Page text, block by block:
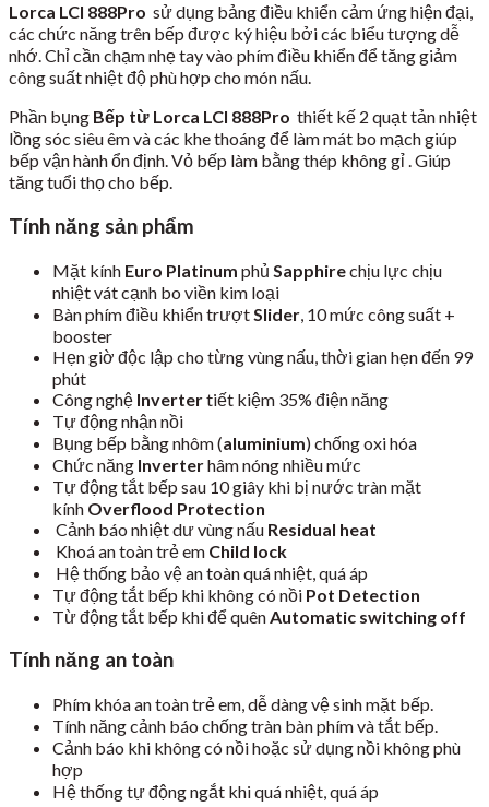
Lorca LCI 888Pro sử dụng bảng điều khiển cảm ứng hiện đại,
các chức năng trên bếp được ký hiệu bởi các biểu tượng dễ
nhớ. Chỉ cần chạm nhẹ tay vào phím điều khiển để tăng giảm
công suất nhiệt độ phù hợp cho món nấu.
Phần bụng Bếp từ Lorca LCI 888Pro thiết kế 2 quạt tản nhiệt
lồng sóc siêu êm và các khe thoáng để làm mát bo mạch giúp
bếp vận hành ổn định. Vỏ bếp làm bằng thép không gỉ . Giúp
tăng tuổi thọ cho bếp.
Tính năng sản phẩm
Mặt kính Euro Platinum phủ Sapphirechịu lực chịu
nhiệt vát cạnh bo viền kim loại
Bàn phím điều khiển trượt Slider , 10 mức công suất +
booster
Hẹn giờ độc lập cho từng vùng nấu, thời gian hẹn đến 99
phút
Công nghệ Invertertiết kiệm 35% điện năng
Tự động nhận nồi
Bụng bếp bằng nhôm (aluminium) chống oxi hóa
Chức năng Inverterhâm nóng nhiều mức
Tự động tắt bếp sau 10 giây khi bị nước tràn mặt
kính Overflood Protection
Cảnh báo nhiệt dư vùng nấu Residual heat
Khoá an toàn trẻ em Child lock
Hệ thống bảo vệ an toàn quá nhiệt, quá áp
Tự động tắt bếp khi không có nồi Pot Detection
Từ động tắt bếp khi để quên Automatic switching off
Tính năng an toàn
Phím khóa an toàn trẻ em, dễ dàng vệ sinh mặt bếp.
Tính năng cảnh báo chống tràn bàn phím và tắt bếp.
Cảnh báo khi không có nồi hoặc sử dụng nồi không phù
hợp
Hệ thống tự động ngắt khi quá nhiệt, quá áp